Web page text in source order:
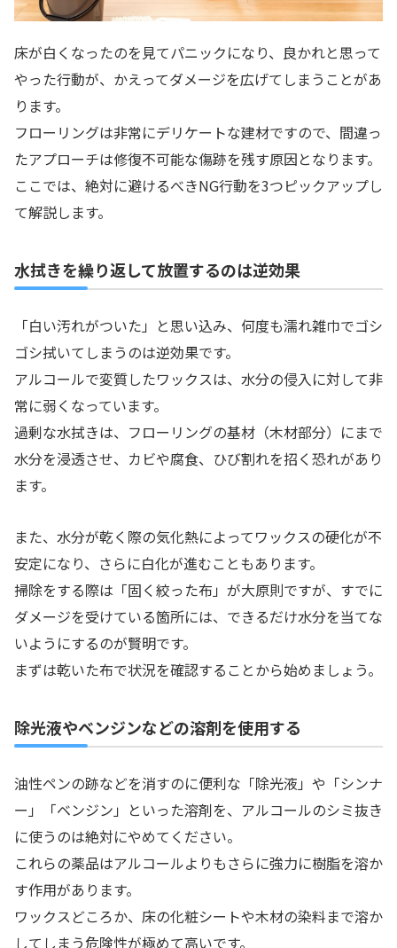
床が白くなったのを見てパニックになり、良かれと思って
やった行動が、かえってダメージを広げてしまうことがあ
ります。
フローリングは非常にデリケートな建材ですので、間違っ
たアプローチは修復不可能な傷跡を残す原因となります。
ここでは、絶対に避けるべきNG行動を3つピックアップし
て解説します。
水拭きを繰り返して放置するのは逆効果
「白い汚れがついた」と思い込み、何度も濡れ雑巾でゴシ
ゴシ拭いてしまうのは逆効果です。
アルコールで変質したワックスは、水分の侵入に対して非
常に弱くなっています。
過剰な水拭きは、フローリングの基材（木材部分）にまで
水分を浸透させ、カビや腐食、ひび割れを招く恐れがあり
ます。
また、水分が乾く際の気化熱によってワックスの硬化が不
安定になり、さらに白化が進むこともあります。
掃除をする際は「固く絞った布」が大原則ですが、すでに
ダメージを受けている箇所には、できるだけ水分を当てな
いようにするのが賢明です。
まずは乾いた布で状況を確認することから始めましょう。
除光液やベンジンなどの溶剤を使用する
油性ペンの跡などを消すのに便利な「除光液」や「シンナ
ー」「ベンジン」といった溶剤を、アルコールのシミ抜き
に使うのは絶対にやめてください。
これらの薬品はアルコールよりもさらに強力に樹脂を溶か
す作用があります。
ワックスどころか、床の化粧シートや木材の染料まで溶か
してしまう危険性が極めて高いです。